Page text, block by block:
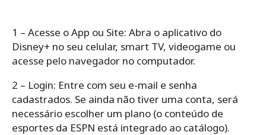
1 – Acesse o App ou Site: Abra o aplicativo do
Disney+ no seu celular, smart TV, videogame ou
acesse pelo navegador no computador.
2 – Login: Entre com seu e-mail e senha
cadastrados. Se ainda não tiver uma conta, será
necessário escolher um plano (o conteúdo de
esportes da ESPN está integrado ao catálogo).